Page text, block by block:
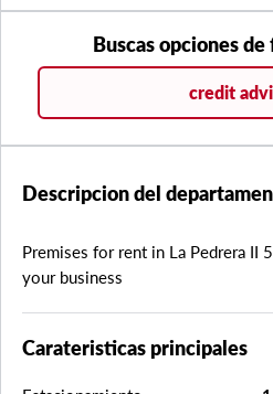
Buscas opciones
credit
Descripcion del
Premises for rent in La Pedrera II
your business
Carateristicas principales